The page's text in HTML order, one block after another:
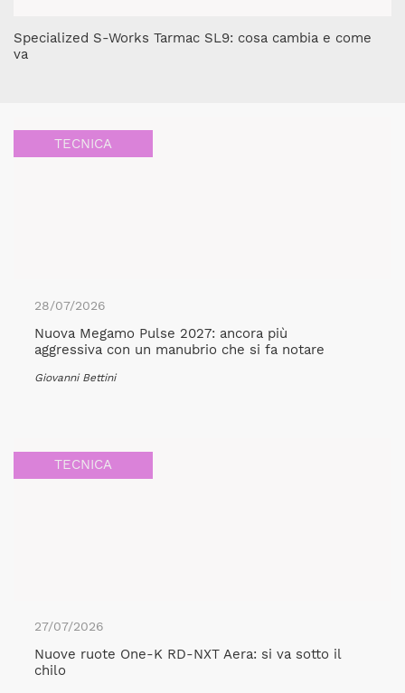
Specialized S-Works Tarmac SL9: cosa cambia e come
va
TECNICA
28/07/2026
Nuova Megamo Pulse 2027: ancora più
aggressiva con un manubrio che si fa notare
Giovanni Bettini
TECNICA
27/07/2026
Nuove ruote One-K RD-NXT Aera: si va sotto il
chilo